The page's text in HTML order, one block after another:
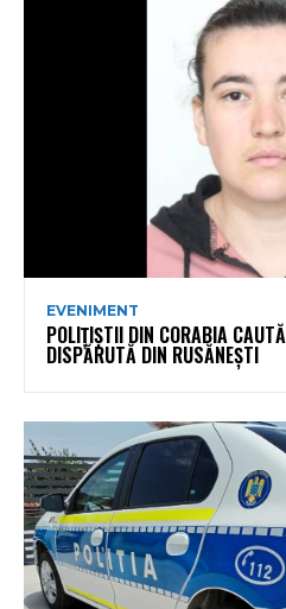
EVENIMENT
POLIȚIȘTII DIN CORABIA
DISPĂRUTĂ DIN RUSĂNEȘTI